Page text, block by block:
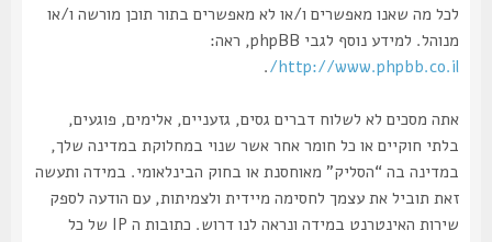
לכל מה שאנו מאפשרים ו/או לא מאפשרים בתור תוכן מורשה ו/או
מנוהל. למידע נוסף לגבי phpBB, ראה:
http://www.phpbb.co.il/
.
אתה מסכים לא לשלוח דברים גסים, גזעניים, אלימים, פוגעים,
בלתי חוקיים או כל חומר אחר אשר שנוי במחלוקת במדינה שלך,
במדינה בה “הסליק” מאוחסנת או בחוק הבינלאומי. במידה ותעשה
זאת תוביל את עצמך לחסימה מיידית ולצמיתות, עם הודעה לספק
שירות האינטרנט במידה ונראה לנו דרוש. כתובות ה IP של כל